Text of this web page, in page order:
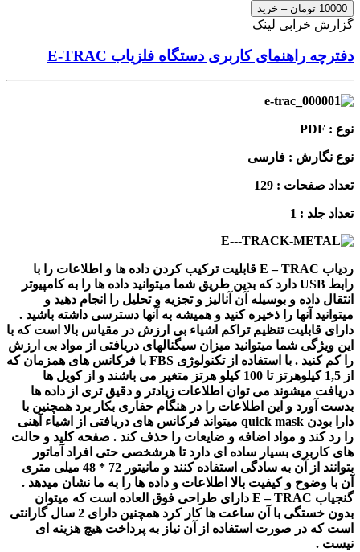
10000 تومان – خرید
گزارش خرابی لینک
دفترچه راهنمای کاربری دستگاه فلزیاب E-TRAC
نوع : PDF
نوع نگارش : فارسی
تعداد صفحات : 129
تعداد جلد : 1
ردیاب E – TRAC قابلیت ترکیب کردن داده ها و اطلاعات را با
رابط USB دارد که بدین طریق شما میتوانید داده ها را به کامپیوتر
انتقال داده و بوسیله آن آنالیز و تجزیه و تحلیل را انجام دهید و
میتوانید آنها را ذخیره کنید و همیشه به آنها دسترسی داشته باشید .
دارای قابلیت تنظیم تراکم اشیاء بی ارزش در مقیاس بالا است که با
این ویژگی شما میتوانید میزان سیگنالهای دریافتی از مواد بی ارزش
را کم کنید . با استفاده از تکنولوژی FBS با فرکانس های همزمان که
از 1,5 کیلوهرتز تا 100 کیلو هرتز متغیر می باشند و از کویل ها
دریافت میشوند می توان اطلاعات زیادتر و دقیق تری از داده ها
بدست آورد و این اطلاعات را در هنگام حفاری بکار برد همچنین با
دارا بودن quick mask میتواند فرکانس های دریافتی از اشیاء آهنی
را رد کند و مواد اضافه و ضایعات را حذف کند . صفحه کلید و حالت
های کاربری بسیار ساده ای دارد تا هرشخصی حتی افراد آماتور
بتوانند از آن به سادگی استفاده کنند و مانیتور 72 * 48 میلی متری
آن با وضوح و کیفیت بالا اطلاعات و داده ها را به ما نشان میدهد .
گنجیاب E – TRAC دارای طراحی فوق العاده است که میتوان
بدون خستگی با آن ساعت ها کار کرد همچنین دارای 2 سال گارانتی
است که در صورت استفاده از آن نیاز به پرداخت هیچ هزینه ای
نیست .